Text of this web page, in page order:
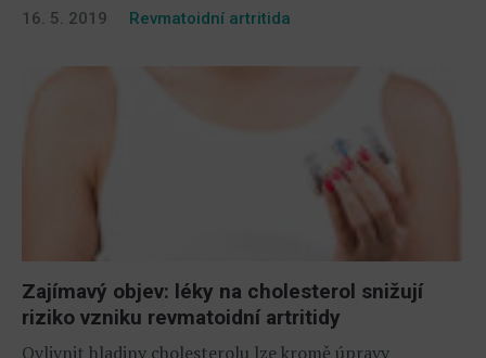
16. 5. 2019 Revmatoidní artritida
Zajímavý objev: léky na cholesterol snižují
riziko vzniku revmatoidní artritidy
Ovlivnit hladiny cholesterolu lze kromě úpravy